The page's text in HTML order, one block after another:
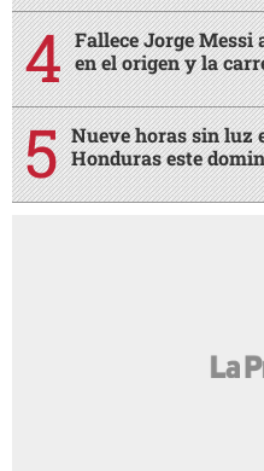
Fallece Jorge Messi
en el origen y la
Nueve horas sin luz
Honduras este